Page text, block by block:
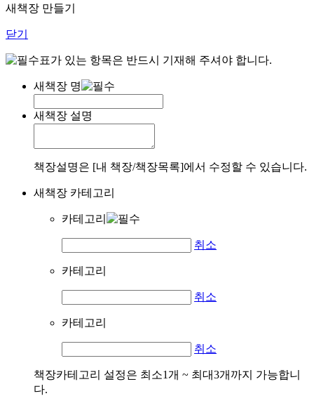
새책장 만들기
닫기
표가 있는 항목은 반드시 기재해 주셔야 합니다.
새책장 명
새책장 설명
책장설명은 [내 책장/책장목록]에서 수정할 수 있습니다.
새책장 카테고리
카테고리
취소
카테고리
취소
카테고리
취소
책장카테고리 설정은 최소1개 ~ 최대3개까지 가능합니
다.